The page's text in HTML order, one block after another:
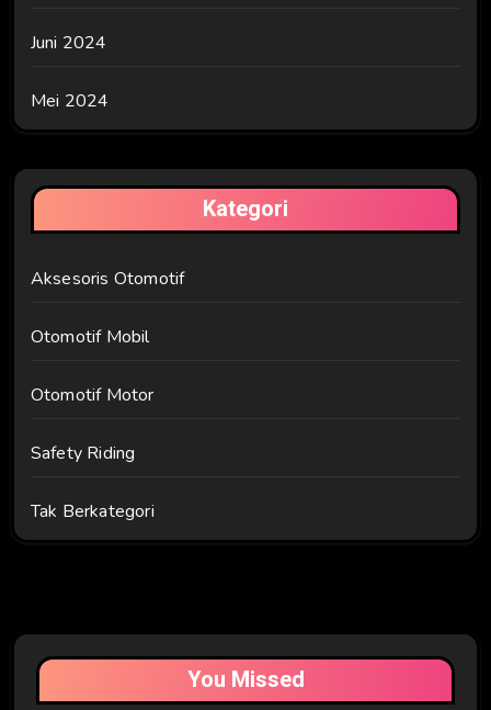
Juni 2024
Mei 2024
Kategori
Aksesoris Otomotif
Otomotif Mobil
Otomotif Motor
Safety Riding
Tak Berkategori
You Missed